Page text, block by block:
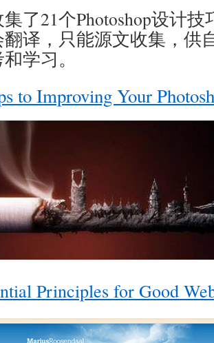
了21个Photoshop设计
译，只能源文收集，供
学习。
to Improving Your
Principles for Good